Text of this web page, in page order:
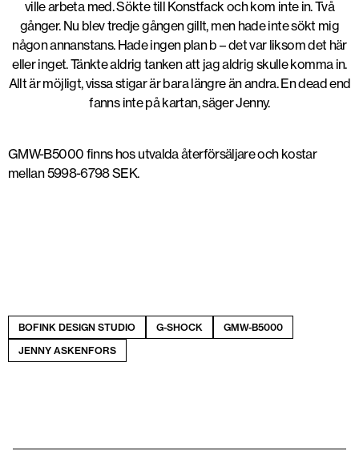
ville arbeta med. Sökte till Konstfack och kom inte in. Två
gånger. Nu blev tredje gången gillt, men hade inte sökt mig
någon annanstans. Hade ingen plan b – det var liksom det här
eller inget. Tänkte aldrig tanken att jag aldrig skulle komma in.
Allt är möjligt, vissa stigar är bara längre än andra. En dead end
fanns inte på kartan, säger Jenny.
GMW-B5000 finns hos utvalda återförsäljare och kostar
mellan 5998-6798 SEK.
BOFINK DESIGN STUDIO G-SHOCK
GMW-B5000
JENNY ASKENFORS